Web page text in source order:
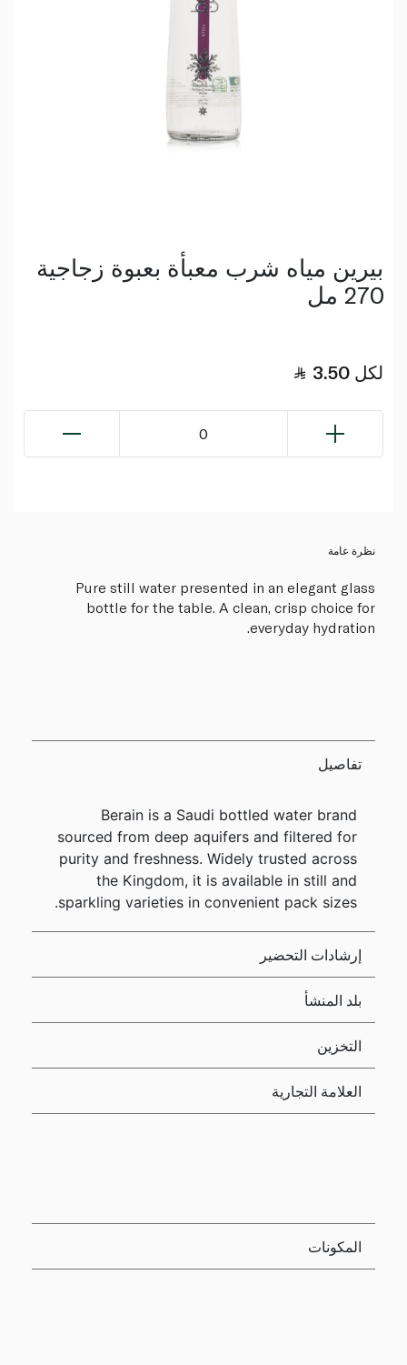
بيرين مياه شرب معبأة بعبوة زجاجية
270 مل
3.50 لكل
0
نظرة عامة
Pure still water presented in an elegant glass
bottle for the table. A clean, crisp choice for
everyday hydration.
تفاصيل
Berain is a Saudi bottled water brand
sourced from deep aquifers and filtered for
purity and freshness. Widely trusted across
the Kingdom, it is available in still and
sparkling varieties in convenient pack sizes.
إرشادات التحضير
بلد المنشأ
التخزين
العلامة التجارية
المكونات